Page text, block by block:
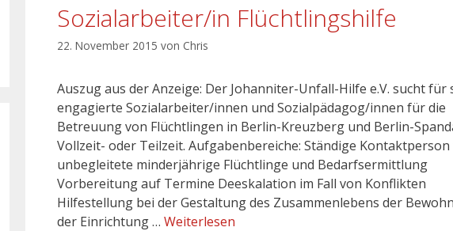
Sozialarbeiter/in Flüchtlingshilfe
22. November 2015 von Chris
Auszug aus der Anzeige: Der Johanniter-Unfall-Hilfe e.V. sucht
engagierte Sozialarbeiter/innen und Sozialpädagog/innen für die
Betreuung von Flüchtlingen in Berlin-Kreuzberg und Berlin-
Vollzeit- oder Teilzeit. Aufgabenbereiche: Ständige
unbegleitete minderjährige Flüchtlinge und Bedarfsermittlung
Vorbereitung auf Termine Deeskalation im Fall von Konflikten
Hilfestellung bei der Gestaltung des Zusammenlebens der
der Einrichtung … Weiterlesen